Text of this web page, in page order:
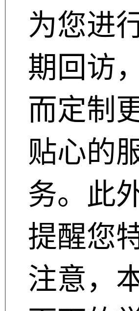
为您进
期回访
而定制
贴心的
务。此
提醒您
注意，